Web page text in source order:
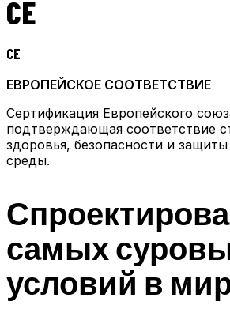
CE
CE
ЕВРОПЕЙСКОЕ СООТВЕТСТВИЕ
Сертификация Европейского
подтверждающая соответствие
здоровья, безопасности и
среды.
самых
условий в